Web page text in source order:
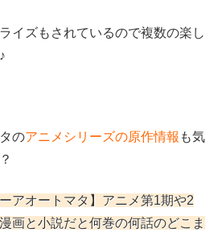
イズもされているので複数の楽し
のアニメシリーズの原作情報 も気
ーアオートマタ】アニメ第1期や2
画と小説だと何巻の何話のどこま